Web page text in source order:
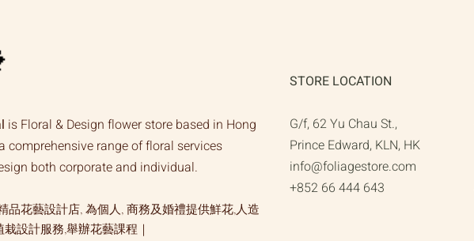
is Floral & Design flower store based in Hong
comprehensive range of floral services
both corporate and individual.
品花藝設計店, 為個人, 商務及婚禮提供鮮花,人造
設計服務,舉辦花藝課程｜
STORE LOCATION
G/f, 62 Yu Chau St.,
Prince Edward, KLN, HK
info@foliagestore.com
+852 66 444 643